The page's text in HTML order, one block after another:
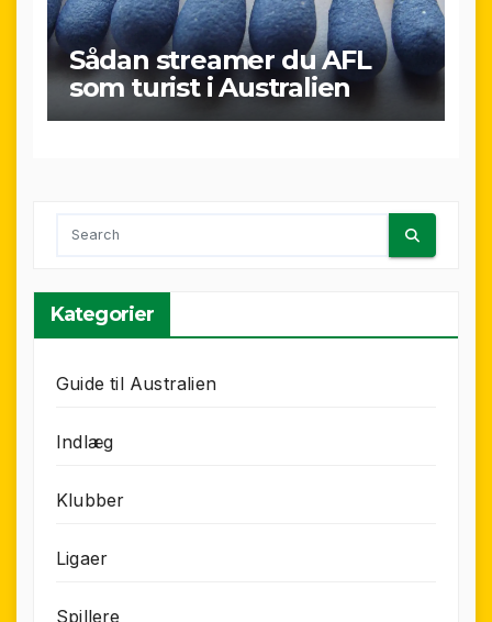
Sådan streamer du AFL
som turist i Australien
Kategorier
Guide til Australien
Indlæg
Klubber
Ligaer
Spillere